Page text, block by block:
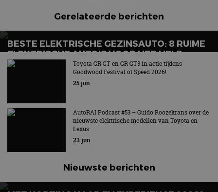
Gerelateerde berichten
BESTE ELEKTRISCHE GEZINSAUTO: 8 RUIME
ELEKTRISCHE AUTO’S VOOR HET HELE
GEZIN
Wat is de beste elektrische gezinsauto voor grote
Toyota GR GT en GR GT3 in actie tijdens
Goodwood Festival of Speed 2026!
25 jun
AutoRAI Podcast #53 – Guido Roozekrans over de
nieuwste elektrische modellen van Toyota en
Lexus
23 jun
Nieuwste berichten